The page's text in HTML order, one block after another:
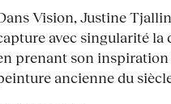
Vision, Justine
avec singularité la
prenant son inspiration
ancienne du